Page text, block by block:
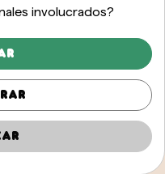
involucrados?